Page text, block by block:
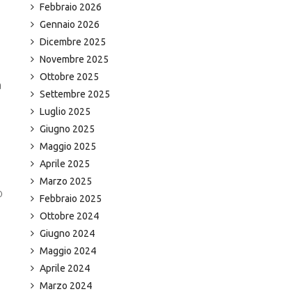
Febbraio 2026
Gennaio 2026
Dicembre 2025
Novembre 2025
Ottobre 2025
Settembre 2025
Luglio 2025
Giugno 2025
Maggio 2025
Aprile 2025
Marzo 2025
Febbraio 2025
Ottobre 2024
Giugno 2024
Maggio 2024
Aprile 2024
Marzo 2024